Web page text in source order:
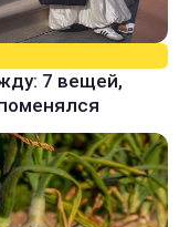
7 вещей,